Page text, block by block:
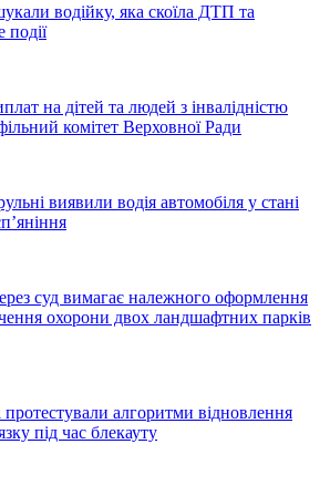
водійку, яка скоїла ДТП та
події
на дітей та людей з інвалідністю
комітет Верховної Ради
виявили водія автомобіля у стані
суд вимагає належного оформлення
охорони двох ландшафтних парків
алгоритми відновлення
під час блекауту